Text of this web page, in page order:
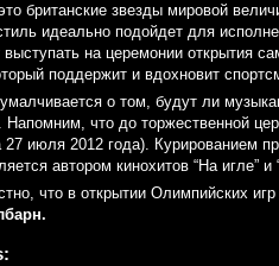
британские звезды мировой
идеально подойдет для
на церемонии открытия
поддержит и вдохновит
о том, будут ли
Напомним, что до торжественной
27 июля 2012 года). Курированием
автором кинохитов “На игле”
что в открытии Олимпийских